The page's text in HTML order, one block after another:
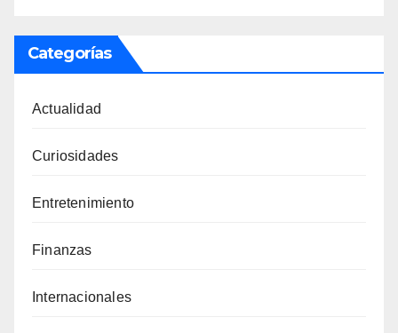
Categorías
Actualidad
Curiosidades
Entretenimiento
Finanzas
Internacionales